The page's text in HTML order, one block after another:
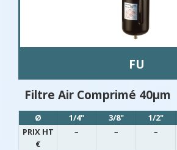
FU
Filtre Air Comprimé 40µm
Ø 1/4" 3/8" 1/2"
PRIX HT
€
– – –